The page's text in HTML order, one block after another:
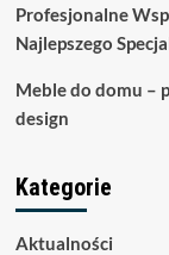
Profesjonalne
Najlepszego
Meble do domu –
design
Kategorie
Aktualności